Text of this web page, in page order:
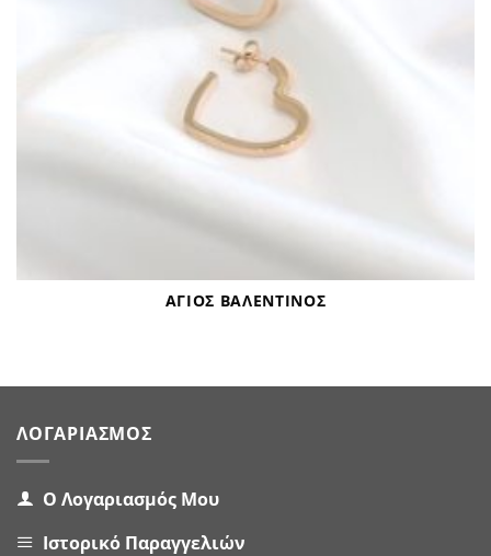
ΆΓΙΟΣ ΒΑΛΕΝΤΊΝΟΣ
ΛΟΓΑΡΙΑΣΜΌΣ
Ο Λογαριασμός Μου
Ιστορικό Παραγγελιών